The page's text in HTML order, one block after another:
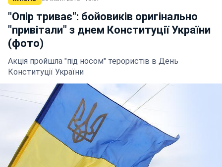
"Опір триває": бойовиків оригінально
"привітали" з днем Конституції України
(фото)
Акція пройшла "під носом" терористів в День
Конституції України